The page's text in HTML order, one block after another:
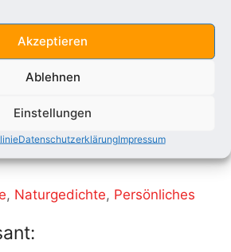
Akzeptieren
Ablehnen
Einstellungen
DatenschutzerklärungImpressum
Strahl
Lande
Wort erklingt,
Lied ihr singt.
, Naturgedichte, Persönliches